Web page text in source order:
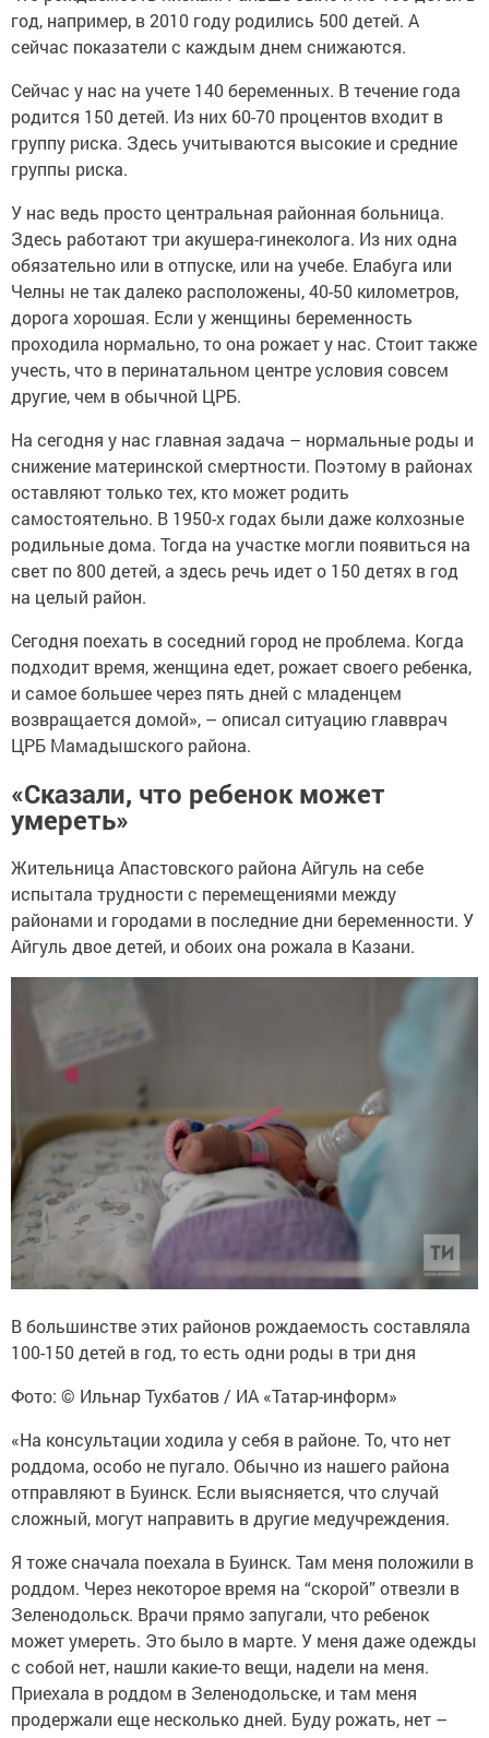
год, например, в 2010 году родились 500 детей. А
сейчас показатели с каждым днем снижаются.
Сейчас у нас на учете 140 беременных. В течение года
родится 150 детей. Из них 60-70 процентов входит в
группу риска. Здесь учитываются высокие и средние
группы риска.
У нас ведь просто центральная районная больница.
Здесь работают три акушера-гинеколога. Из них одна
обязательно или в отпуске, или на учебе. Елабуга или
Челны не так далеко расположены, 40-50 километров,
дорога хорошая. Если у женщины беременность
проходила нормально, то она рожает у нас. Стоит также
учесть, что в перинатальном центре условия совсем
другие, чем в обычной ЦРБ.
На сегодня у нас главная задача – нормальные роды и
снижение материнской смертности. Поэтому в районах
оставляют только тех, кто может родить
самостоятельно. В 1950-х годах были даже колхозные
родильные дома. Тогда на участке могли появиться на
свет по 800 детей, а здесь речь идет о 150 детях в год
на целый район.
Сегодня поехать в соседний город не проблема. Когда
подходит время, женщина едет, рожает своего ребенка,
и самое большее через пять дней с младенцем
возвращается домой», – описал ситуацию главврач
ЦРБ Мамадышского района.
«Сказали, что ребенок может
умереть»
Жительница Апастовского района Айгуль на себе
испытала трудности с перемещениями между
районами и городами в последние дни беременности. У
Айгуль двое детей, и обоих она рожала в Казани.
В большинстве этих районов рождаемость составляла
100-150 детей в год, то есть одни роды в три дня
Фото: © Ильнар Тухбатов / ИА «Татар-информ»
«На консультации ходила у себя в районе. То, что нет
роддома, особо не пугало. Обычно из нашего района
отправляют в Буинск. Если выясняется, что случай
сложный, могут направить в другие медучреждения.
Я тоже сначала поехала в Буинск. Там меня положили в
роддом. Через некоторое время на “скорой” отвезли в
Зеленодольск. Врачи прямо запугали, что ребенок
может умереть. Это было в марте. У меня даже одежды
с собой нет, нашли какие-то вещи, надели на меня.
Приехала в роддом в Зеленодольске, и там меня
продержали еще несколько дней. Буду рожать, нет –